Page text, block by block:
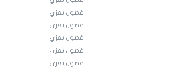
فضول تعزي
فضول تعزي
فضول تعزي
فضول تعزي
فضول تعزي